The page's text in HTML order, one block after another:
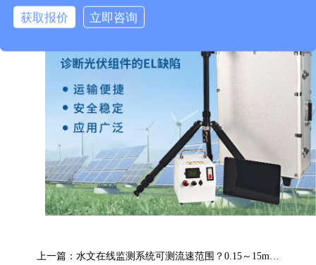
上一篇： 水文在线监测系统可测流速范围？0.15～15m/s量程适配不同河道
获取报价 立即咨询